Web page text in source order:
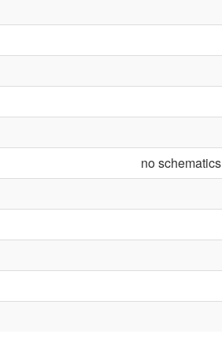
no schematics